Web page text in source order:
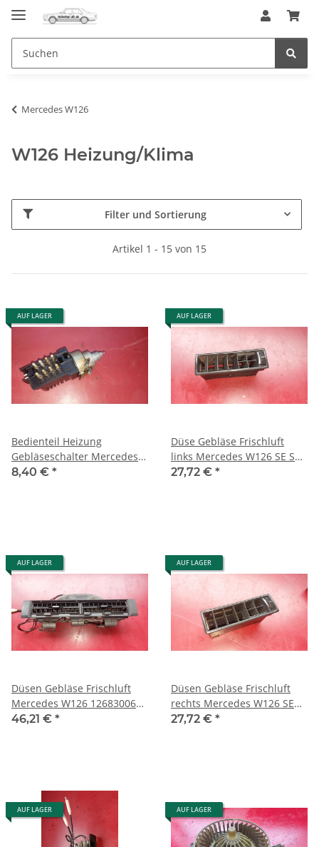
Mercedes W126
W126 Heizung/Klima
Filter und Sortierung
Artikel 1 - 15 von 15
AUF LAGER
Bedienteil Heizung
Gebläseschalter Mercedes
W126 SE SEL SEC
8,40 € *
AUF LAGER
Düse Gebläse Frischluft
links Mercedes W126 SE SEL
SEC 1268300954
27,72 € *
AUF LAGER
Düsen Gebläse Frischluft
Mercedes W126 1268300654
1268300074
46,21 € *
AUF LAGER
Düsen Gebläse Frischluft
rechts Mercedes W126 SE
SEL SEC 1268301054
27,72 € *
AUF LAGER AUF LAGER